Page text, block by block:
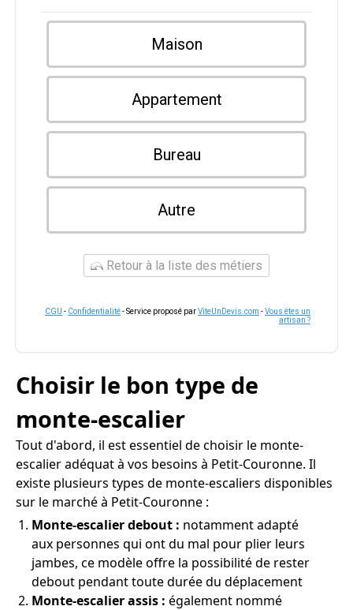
Maison
Appartement
Bureau
Autre
Retour à la liste des métiers
CGU - Confidentialité- Service proposé parViteUnDevis.com -Vous êtes un
artisan ?
Choisir le bon type de
monte-escalier
Tout d'abord, il est essentiel de choisir le monte-
escalier adéquat à vos besoins à Petit-Couronne. Il
existe plusieurs types de monte-escaliers disponibles
sur le marché à Petit-Couronne :
Monte-escalier debout : notamment adapté
aux personnes qui ont du mal pour plier leurs
jambes, ce modèle offre la possibilité de rester
debout pendant toute durée du déplacement
Monte-escalier assis : également nommé